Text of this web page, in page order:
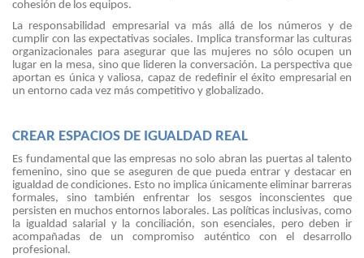
cohesión de los equipos.
La responsabilidad empresarial va más allá de los números y de
cumplir con las expectativas sociales. Implica transformar las culturas
organizacionales para asegurar que las mujeres no sólo ocupen un
lugar en la mesa, sino que lideren la conversación. La perspectiva que
aportan es única y valiosa, capaz de redefinir el éxito empresarial en
un entorno cada vez más competitivo y globalizado.
CREAR ESPACIOS DE IGUALDAD REAL
Es fundamental que las empresas no solo abran las puertas al talento
femenino, sino que se aseguren de que pueda entrar y destacar en
igualdad de condiciones. Esto no implica únicamente eliminar barreras
formales, sino también enfrentar los sesgos inconscientes que
persisten en muchos entornos laborales. Las políticas inclusivas, como
la igualdad salarial y la conciliación, son esenciales, pero deben ir
acompañadas de un compromiso auténtico con el desarrollo
profesional.